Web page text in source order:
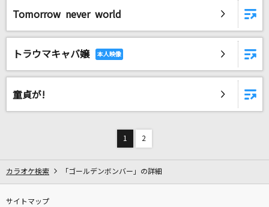
Tomorrow never world
トラウマキャバ嬢
童貞が!
1 2
カラオケ検索 「ゴールデンボンバー」の詳細
サイトマップ